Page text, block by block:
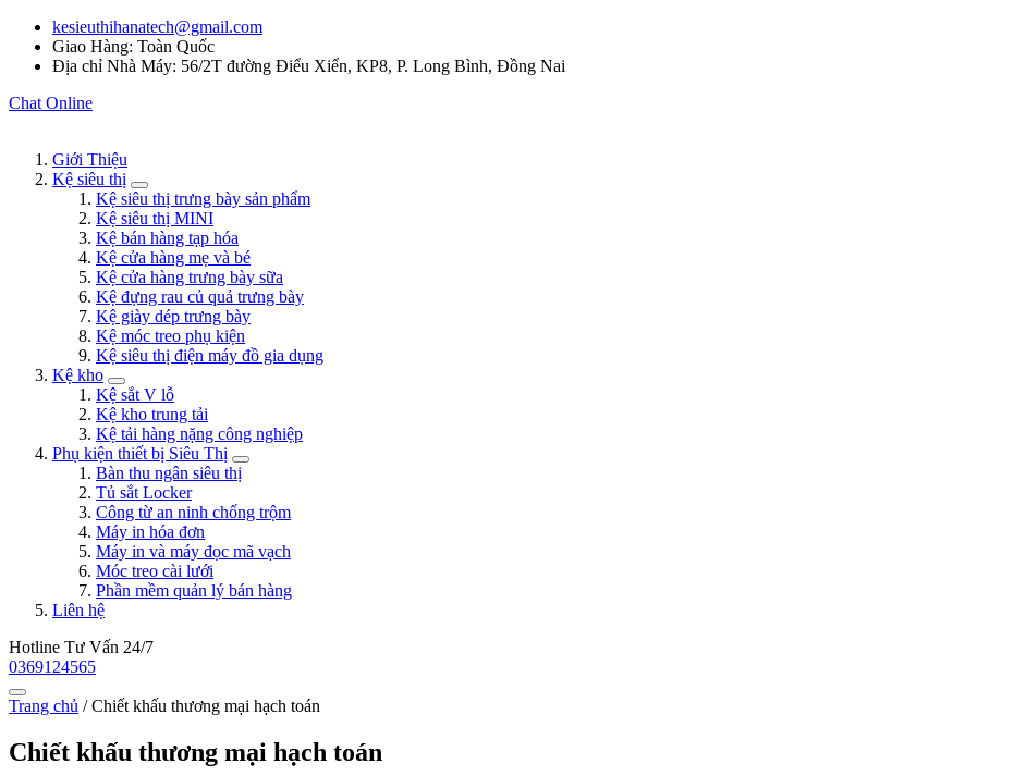
kesieuthihanatech@gmail.com
Giao Hàng: Toàn Quốc
Địa chỉ Nhà Máy: 56/2T đường Điểu Xiển, KP8, P. Long Bình, Đồng Nai
Chat Online
Giới Thiệu
Kệ siêu thị
Kệ siêu thị trưng bày sản phẩm
Kệ siêu thị MINI
Kệ bán hàng tạp hóa
Kệ cửa hàng mẹ và bé
Kệ cửa hàng trưng bày sữa
Kệ đựng rau củ quả trưng bày
Kệ giày dép trưng bày
Kệ móc treo phụ kiện
Kệ siêu thị điện máy đồ gia dụng
Kệ kho
Kệ sắt V lỗ
Kệ kho trung tải
Kệ tải hàng nặng công nghiệp
Phụ kiện thiết bị Siêu Thị
Bàn thu ngân siêu thị
Tủ sắt Locker
Công từ an ninh chống trộm
Máy in hóa đơn
Máy in và máy đọc mã vạch
Móc treo cài lưới
Phần mềm quản lý bán hàng
Liên hệ
Hotline Tư Vấn 24/7
0369124565
Trang chủ /Chiết khấu thương mại hạch toán
Chiết khấu thương mại hạch toán